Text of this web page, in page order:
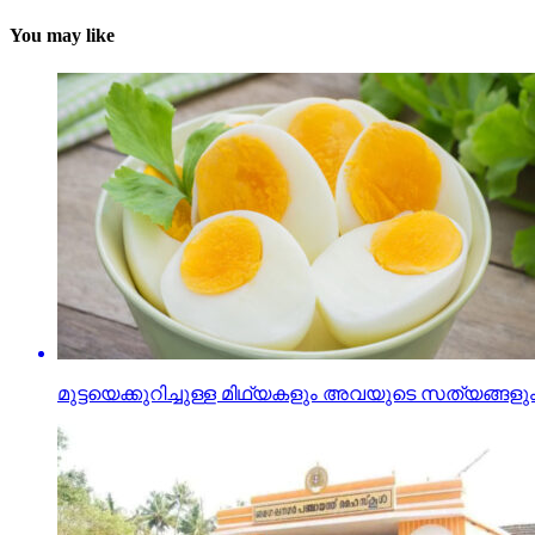
You may like
മുട്ടയെക്കുറിച്ചുള്ള മിഥ്യകളും അവയുടെ